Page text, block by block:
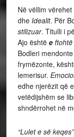
Në vëllim
dhe Idealit. Për
stilizuar. Titulli i
Ajo është e ftohtë
Bodleri
frymëzonte,
lemerisur.
edhe njerëzit që
vetëdijshëm se
shndërrohet në
“Lulet e së keqes”